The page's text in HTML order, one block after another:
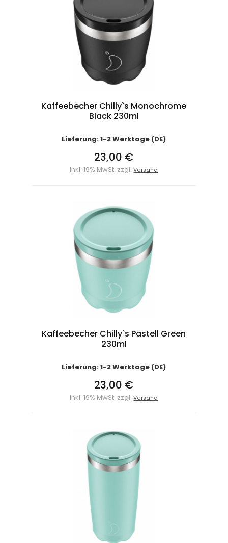
Kaffeebecher Chilly`s Monochrome
Black 230ml
Lieferung: 1-2 Werktage (DE)
23,00 €
inkl. 19% MwSt. zzgl.Versand
Kaffeebecher Chilly`s Pastell Green
230ml
Lieferung: 1-2 Werktage (DE)
23,00 €
inkl. 19% MwSt. zzgl.Versand